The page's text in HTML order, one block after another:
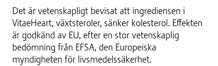
Det är vetenskapligt bevisat att ingrediensen i
VitaeHeart, växtsteroler, sänker kolesterol. Effekten
är godkänd av EU, efter en stor vetenskaplig
bedömning från EFSA, den Europeiska
myndigheten för livsmedelssäkerhet.